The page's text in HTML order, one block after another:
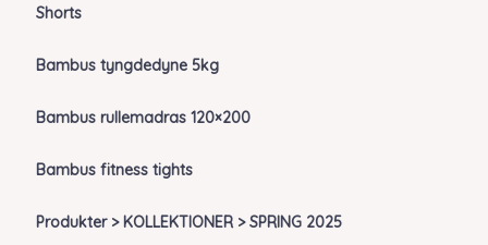
Shorts
Bambus tyngdedyne 5kg
Bambus rullemadras 120×200
Bambus fitness tights
Produkter > KOLLEKTIONER > SPRING 2025